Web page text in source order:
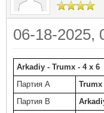
06-18-2025,
Arkadiy - Trumx - 4 x 6
Партия A
Trumx
Партия B